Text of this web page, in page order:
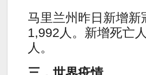
马里兰州昨日新增新
1,992人。新增死亡
人。